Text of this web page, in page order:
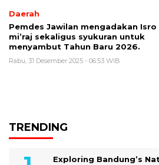
Daerah
Pemdes Jawilan mengadakan Isro
mi’raj sekaligus syukuran untuk
menyambut Tahun Baru 2026.
Rabu, 31 Desember 2025 - 06:53 WIB
TRENDING
Exploring Bandung’s